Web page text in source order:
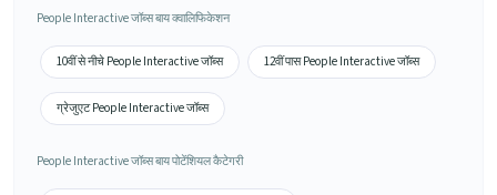
People Interactive जॉब्स बाय क्वालिफिकेशन
10वीं से नीचे People Interactive जॉब्स 12वीं पास People Interactive जॉब्स
ग्रेजुएट People Interactive जॉब्स
People Interactive जॉब्स बाय पोटेंशियल कैटेगरी